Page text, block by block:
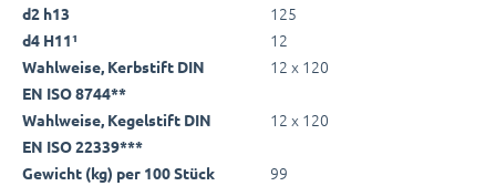
d2 h13 125
d4 H11¹ 12
Wahlweise, Kerbstift DIN
EN ISO 8744**
12 x 120
Wahlweise, Kegelstift DIN
EN ISO 22339***
12 x 120
Gewicht (kg) per 100 Stück 99